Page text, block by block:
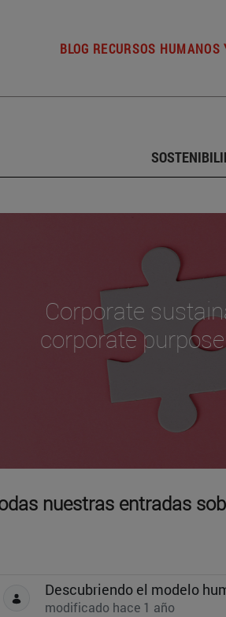
BLOG RECURSOS
Corporate
corporate
nuestras entradas
Descubriendo el modelo
modificado hace 1 año